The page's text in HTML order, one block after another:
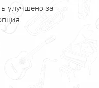
улучшено за